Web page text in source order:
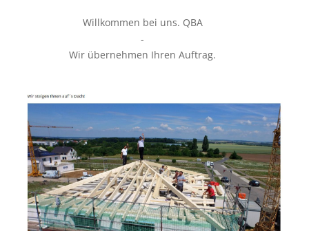
Willkommen bei uns. QBA
-
Wir übernehmen Ihren Auftrag.